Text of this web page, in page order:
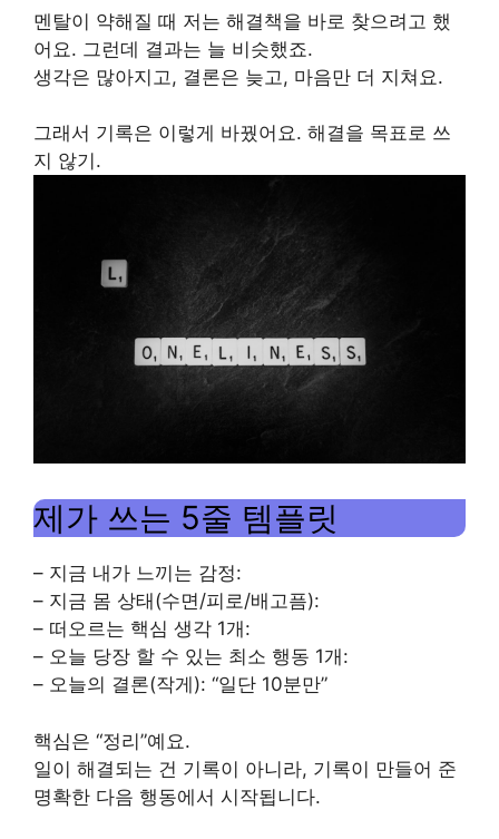
멘탈이 약해질 때 저는 해결책을 바로 찾으려고 했
어요. 그런데 결과는 늘 비슷했죠.
생각은 많아지고, 결론은 늦고, 마음만 더 지쳐요.
그래서 기록은 이렇게 바꿨어요. 해결을 목표로 쓰
지 않기.
제가 쓰는 5줄 템플릿
– 지금 내가 느끼는 감정:
– 지금 몸 상태(수면/피로/배고픔):
– 떠오르는 핵심 생각 1개:
– 오늘 당장 할 수 있는 최소 행동 1개:
– 오늘의 결론(작게): “일단 10분만”
핵심은 “정리”예요.
일이 해결되는 건 기록이 아니라, 기록이 만들어 준
명확한 다음 행동에서 시작됩니다.